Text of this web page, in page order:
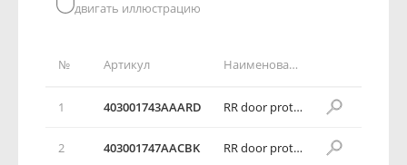
№ Артикул Наименование детали
1 403001743AAARD RR door protector with switch assy RH
2 403001747AACBK RR door protector with switch assy RH
двигать иллюстрацию